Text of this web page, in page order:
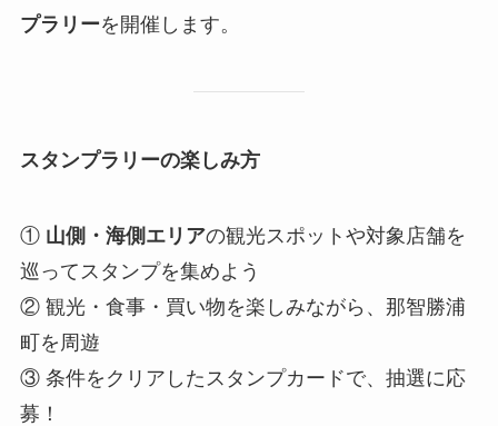
プラリーを開催します。
スタンプラリーの楽しみ方
① 山側・海側エリアの観光スポットや対象店舗を
巡ってスタンプを集めよう
② 観光・食事・買い物を楽しみながら、那智勝浦
町を周遊
③ 条件をクリアしたスタンプカードで、抽選に応
募！